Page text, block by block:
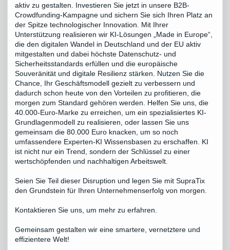
aktiv zu gestalten. Investieren Sie jetzt in unsere B2B-
Crowdfunding-Kampagne und sichern Sie sich Ihren Platz an
der Spitze technologischer Innovation. Mit Ihrer
Unterstützung realisieren wir KI-Lösungen „Made in Europe“,
die den digitalen Wandel in Deutschland und der EU aktiv
mitgestalten und dabei höchste Datenschutz- und
Sicherheitsstandards erfüllen und die europäische
Souveränität und digitale Resilienz stärken. Nutzen Sie die
Chance, Ihr Geschäftsmodell gezielt zu verbessern und
dadurch schon heute von den Vorteilen zu profitieren, die
morgen zum Standard gehören werden. Helfen Sie uns, die
40.000-Euro-Marke zu erreichen, um ein spezialisiertes KI-
Grundlagenmodell zu realisieren, oder lassen Sie uns
gemeinsam die 80.000 Euro knacken, um so noch
umfassendere Experten-KI Wissensbasen zu erschaffen. KI
ist nicht nur ein Trend, sondern der Schlüssel zu einer
wertschöpfenden und nachhaltigen Arbeitswelt.
Seien Sie Teil dieser Disruption und legen Sie mit SupraTix
den Grundstein für Ihren Unternehmenserfolg von morgen.
Kontaktieren Sie uns, um mehr zu erfahren.
Gemeinsam gestalten wir eine smartere, vernetztere und
effizientere Welt!